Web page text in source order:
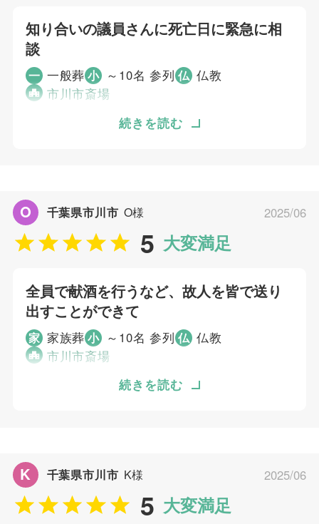
大淵 駿介
お問い合わせ対応 5
事前相談
お迎え対応
打ち合わせの対応
ご葬儀当日の対応
大淵 駿介
知り合いの議員さんに死亡日に緊急に相
談
一 一般葬小 ～10名 参列 仏 仏教
市川市斎場
市川市の知り合いの議員さんに死亡日に緊急に
個別評価
お問い合わせ対応
お迎え対応 5
打ち合わせの対応 5
ご葬儀当日の対応
ご葬儀担当者
続きを読む
5 大変満足
O 千葉県市川市 O様 2025/06
全員で献酒を行うなど、故人を皆で送り
出すことができて
家 家族葬小 ～10名 参列 仏 仏教
市川市斎場
市川市斎場で検索したところ、すぐにむすびす
酒を行うなど、故人を皆で送り出すことができ
てとても良かったです。 すべて安心してお任
せできたので、満足しています。
続きを読む
5 大変満足
K 千葉県市川市 K様 2025/06